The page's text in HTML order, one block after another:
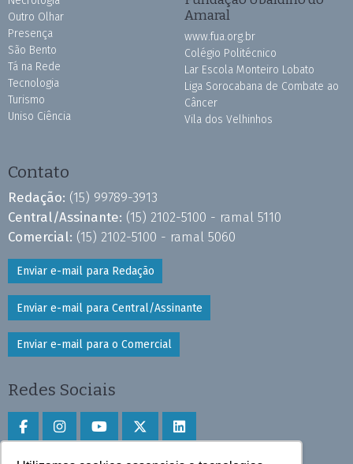
Outro Olhar
Presença
São Bento
Tá na Rede
Tecnologia
Turismo
Uniso Ciência
Amaral
www.fua.org.br
Colégio Politécnico
Lar Escola Monteiro Lobato
Liga Sorocabana de Combate ao
Câncer
Vila dos Velhinhos
Contato
Redação: (15) 99789-3913
Central/Assinante: (15) 2102-5100 - ramal 5110
Comercial: (15) 2102-5100 - ramal 5060
Enviar e-mail para Redação
Enviar e-mail para Central/Assinante
Enviar e-mail para o Comercial
Redes Sociais